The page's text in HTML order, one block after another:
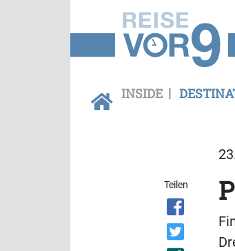
INSIDE
Teilen